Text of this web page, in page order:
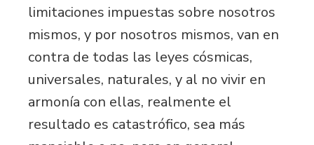
limitaciones impuestas sobre nosotros
mismos, y por nosotros mismos, van en
contra de todas las leyes cósmicas,
universales, naturales, y al no vivir en
armonía con ellas, realmente el
resultado es catastrófico, sea más